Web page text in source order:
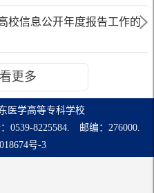
校信息公开年度报告工作的
更多
医学高等专科学校
0539-8225584. 邮编：276000.
号-3